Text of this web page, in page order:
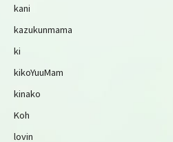
kani
kazukunmama
ki
kikoYuuMam
kinako
Koh
lovin